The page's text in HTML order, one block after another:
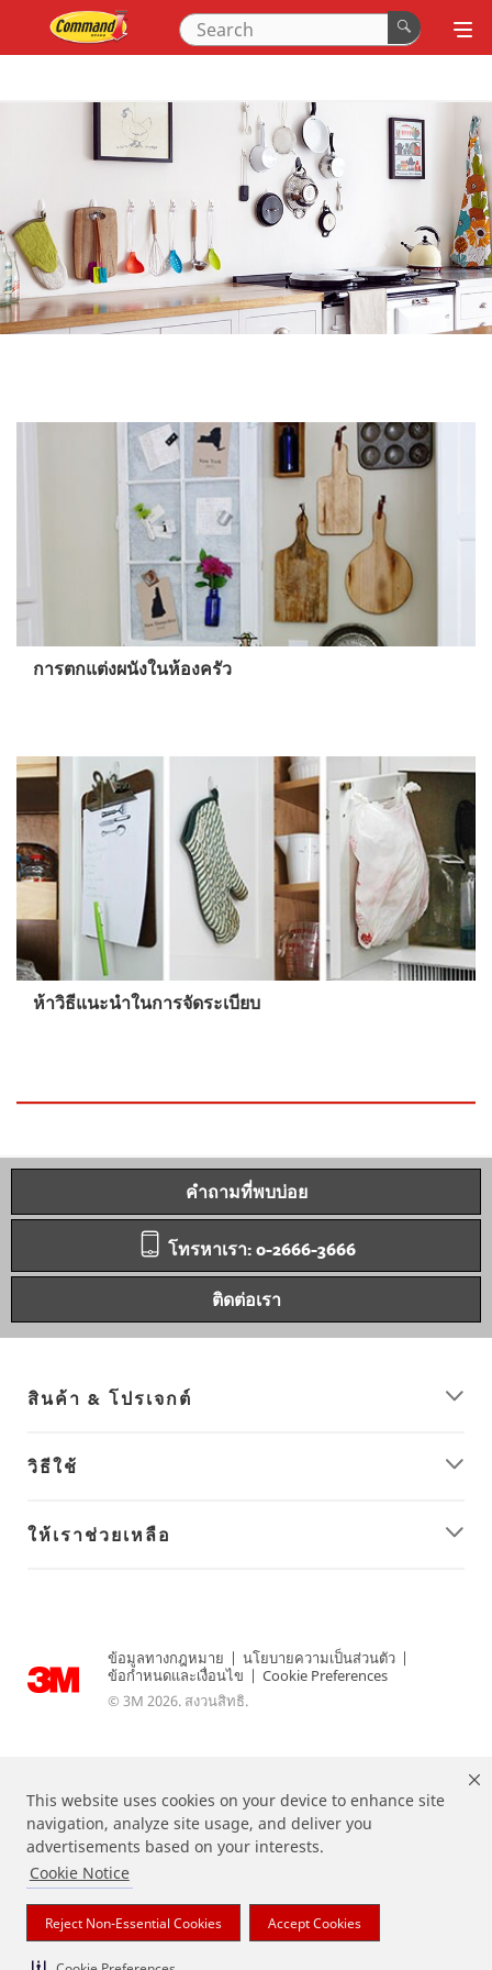
This website uses cookies on your device to enhance site
navigation, analyze site usage, and deliver you
advertisements based on your interests.
Cookie Notice
Reject Non-Essential Cookies Accept Cookies
การตกแต่งผนังในห้องครัว
ห้าวิธีแนะนำในการจัดระเบียบ
คำถามที่พบบ่อย
โทรหาเรา: 0-2666-3666
ติดต่อเรา
สินค้า & โปรเจกต์
วิธีใช้
ให้เราช่วยเหลือ
ข้อมูลทางกฎหมาย | นโยบายความเป็นส่วนตัว |
ข้อกำหนดและเงื่อนไข | Cookie Preferences
© 3M 2026. สงวนสิทธิ.
Command Brand is a trademark of 3M.